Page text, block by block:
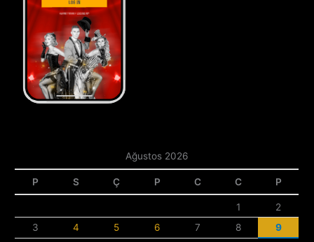
Ağustos 2026
P S Ç P C C P
1
2
3
4 5 6 7 8
9